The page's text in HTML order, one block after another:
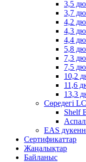
3,5
3,7
4,2
4,3
4,4
5,8
7,3
7,5
10,2
11,6
13,3
Сөредегі
Shelf
EAS
Сертификаттар
Жаңалықтар
Байланыс